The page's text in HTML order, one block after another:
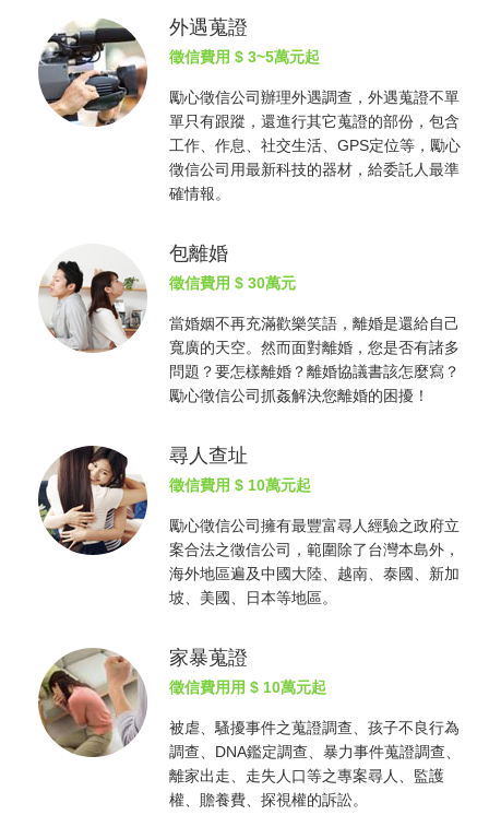
外遇蒐證
徵信費用 $ 3~5萬元起
勵心徵信公司辦理外遇調查，外遇蒐證不單
單只有跟蹤，還進行其它蒐證的部份，包含
工作、作息、社交生活、GPS定位等，勵心
徵信公司 用最新科技的器材，給委託人最準
確情報。
包離婚
徵信費用 $ 30萬元
當婚姻不再充滿歡樂笑語，離婚是還給自己
寬廣的天空。然而面對離婚，您是否有諸多
問題？要怎樣離婚？離婚協議書該怎麼寫？
勵心徵信公司抓姦解決您離婚的困擾！
尋人查址
徵信費用 $ 10萬元起
勵心徵信公司擁有最豐富尋人經驗之政府立
案合法之徵信公司 ，範圍除了台灣本島外，
海外地區遍及中國大陸、越南、泰國、新加
坡、美國、日本等地區。
家暴蒐證
徵信費用用 $ 10萬元起
被虐、騷擾事件之蒐證調查、孩子不良行為
調查、DNA鑑定調查、暴力事件蒐證調查、
離家出走、走失人口等之專案尋人、監護
權、贍養費、探視權的訴訟。